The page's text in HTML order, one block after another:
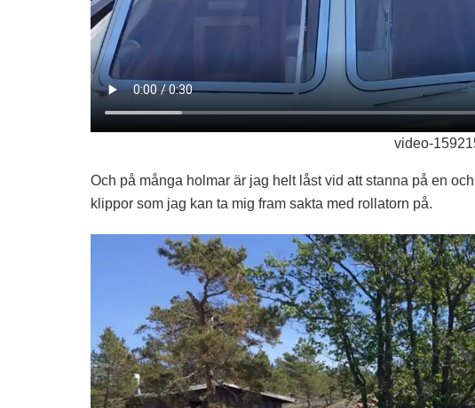
video-
Och på många holmar är jag helt låst vid att stanna på en
klippor som jag kan ta mig fram sakta med rollatorn på.